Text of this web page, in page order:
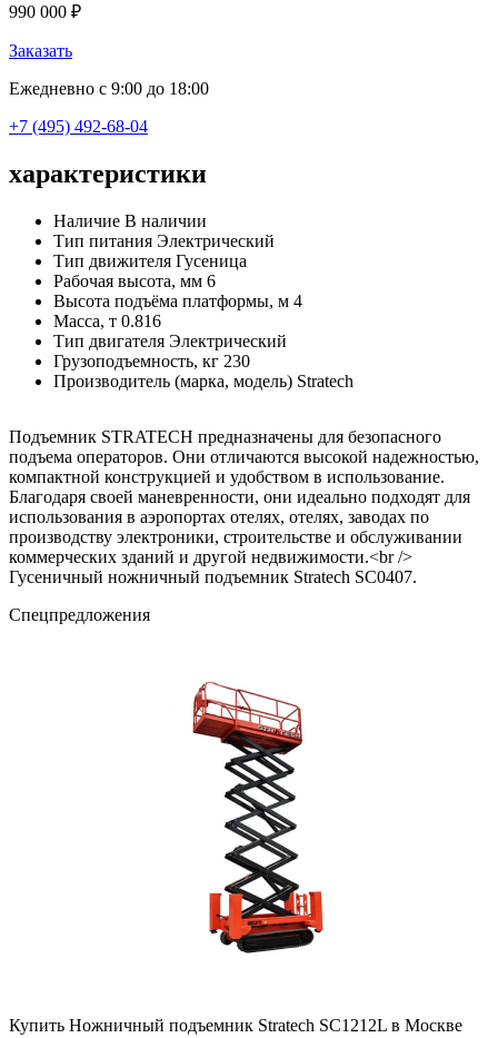
990 000 ₽
Заказать
Ежедневно с 9:00 до 18:00
+7 (495) 492-68-04
характеристики
Наличие В наличии
Тип питания Электрический
Тип движителя Гусеница
Рабочая высота, мм 6
Высота подъёма платформы, м 4
Масса, т 0.816
Тип двигателя Электрический
Грузоподъемность, кг 230
Производитель (марка, модель) Stratech
Подъемник STRATECH предназначены для безопасного
подъема операторов. Они отличаются высокой надежностью,
компактной конструкцией и удобством в использование.
Благодаря своей маневренности, они идеально подходят для
использования в аэропортах отелях, отелях, заводах по
производству электроники, строительстве и обслуживании
коммерческих зданий и другой недвижимости.<br />
Гусеничный ножничный подъемник Stratech SC0407.
Cпецпредложения
Купить Ножничный подъемник Stratech SC1212L в Москве